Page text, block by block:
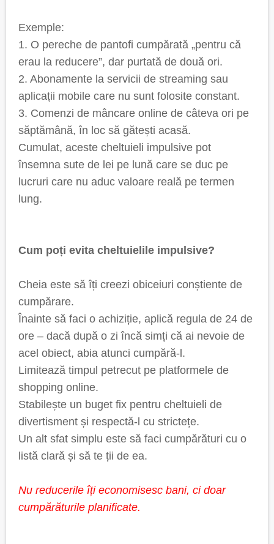
Exemple:
1. O pereche de pantofi cumpărată „pentru că
erau la reducere”, dar purtată de două ori.
2. Abonamente la servicii de streaming sau
aplicații mobile care nu sunt folosite constant.
3. Comenzi de mâncare online de câteva ori pe
săptămână, în loc să gătești acasă.
Cumulat, aceste cheltuieli impulsive pot
însemna sute de lei pe lună care se duc pe
lucruri care nu aduc valoare reală pe termen
lung.
Cum poți evita cheltuielile impulsive?
Cheia este să îți creezi obiceiuri conștiente de
cumpărare.
Înainte să faci o achiziție, aplică regula de 24 de
ore – dacă după o zi încă simți că ai nevoie de
acel obiect, abia atunci cumpără-l.
Limitează timpul petrecut pe platformele de
shopping online.
Stabilește un buget fix pentru cheltuieli de
divertisment și respectă-l cu strictețe.
Un alt sfat simplu este să faci cumpărături cu o
listă clară și să te ții de ea.
Nu reducerile îți economisesc bani, ci doar
cumpărăturile planificate.